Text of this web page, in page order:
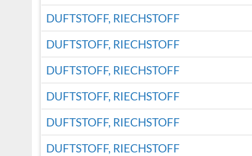
DUFTSTOFF, RIECHSTOFF
DUFTSTOFF, RIECHSTOFF
DUFTSTOFF, RIECHSTOFF
DUFTSTOFF, RIECHSTOFF
DUFTSTOFF, RIECHSTOFF
DUFTSTOFF, RIECHSTOFF